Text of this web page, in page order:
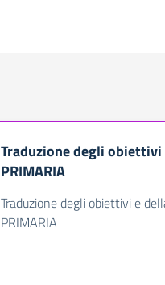
Traduzione degli obiettivi
PRIMARIA
Traduzione degli obiettivi e
PRIMARIA